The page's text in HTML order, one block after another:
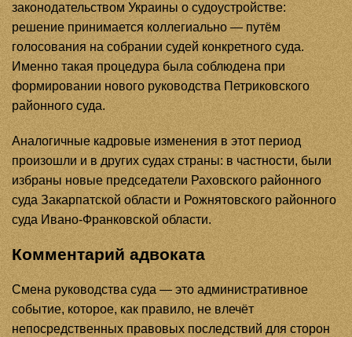
законодательством Украины о судоустройстве:
решение принимается коллегиально — путём
голосования на собрании судей конкретного суда.
Именно такая процедура была соблюдена при
формировании нового руководства Петриковского
районного суда.
Аналогичные кадровые изменения в этот период
произошли и в других судах страны: в частности, были
избраны новые председатели Раховского районного
суда Закарпатской области и Рожнятовского районного
суда Ивано-Франковской области.
Комментарий адвоката
Смена руководства суда — это административное
событие, которое, как правило, не влечёт
непосредственных правовых последствий для сторон